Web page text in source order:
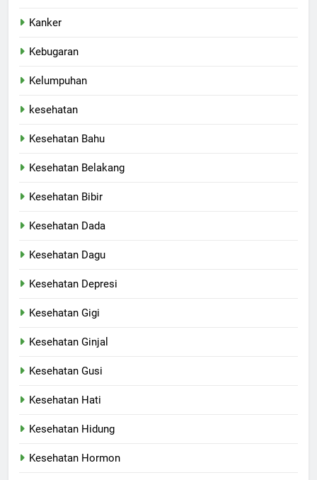
Kanker
Kebugaran
Kelumpuhan
kesehatan
Kesehatan Bahu
Kesehatan Belakang
Kesehatan Bibir
Kesehatan Dada
Kesehatan Dagu
Kesehatan Depresi
Kesehatan Gigi
Kesehatan Ginjal
Kesehatan Gusi
Kesehatan Hati
Kesehatan Hidung
Kesehatan Hormon